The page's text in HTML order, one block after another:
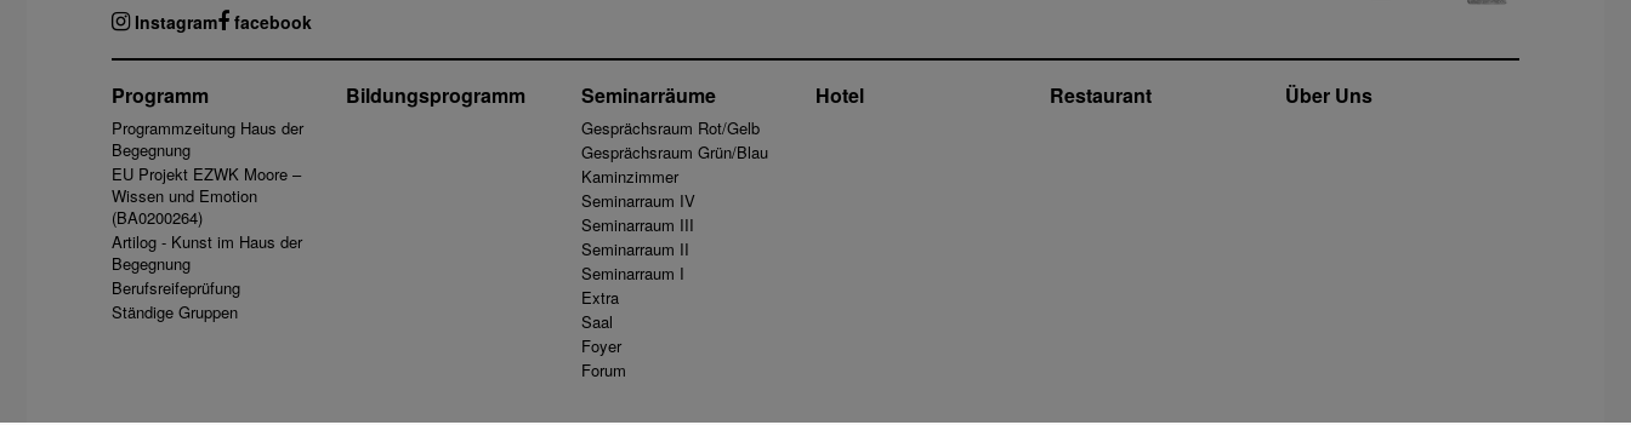
Instagram facebook
Programm
Programmzeitung Haus der
Begegnung
EU Projekt EZWK Moore –
Wissen und Emotion
(BA0200264)
Artilog - Kunst im Haus der
Begegnung
Berufsreifeprüfung
Ständige Gruppen
Bildungsprogramm Seminarräume
Gesprächsraum Rot/Gelb
Gesprächsraum Grün/Blau
Kaminzimmer
Seminarraum IV
Seminarraum III
Seminarraum II
Seminarraum I
Extra
Saal
Foyer
Forum
Hotel Restaurant Über Uns